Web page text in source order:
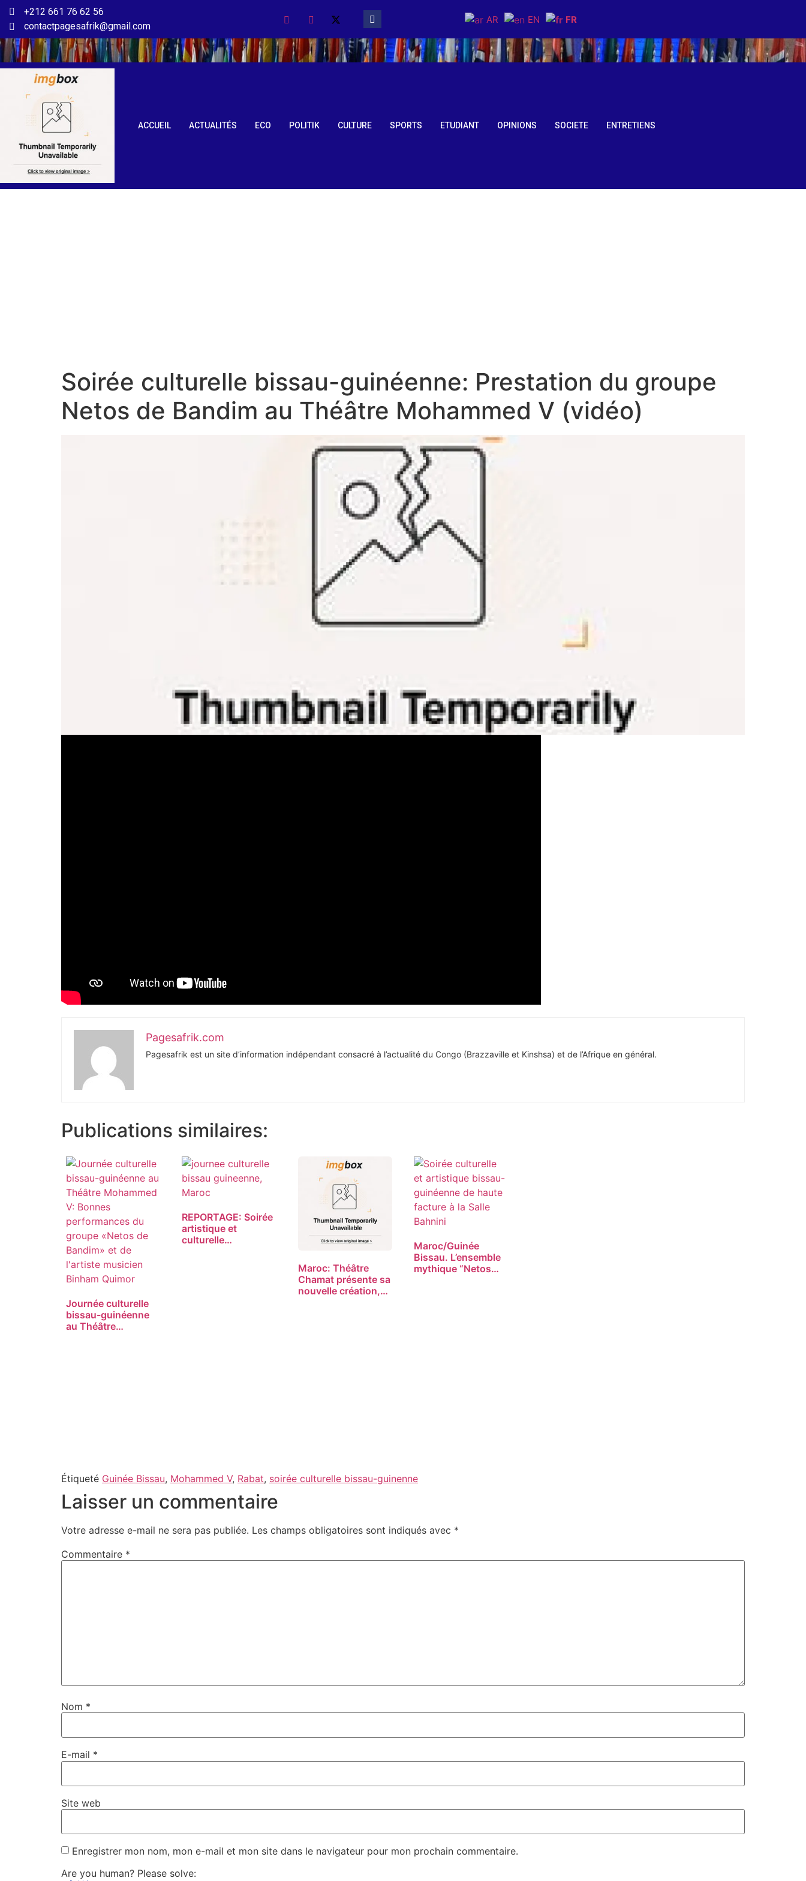
+212 661 76 62 56
contactpagesafrik@gmail.com
AR EN FR
ACCUEIL ACTUALITÉS ECO POLITIK CULTURE SPORTS ETUDIANT OPINIONS SOCIETE ENTRETIENS
Soirée culturelle bissau-guinéenne: Prestation du groupe
Netos de Bandim au Théâtre Mohammed V (vidéo)
Pagesafrik.com
Pagesafrik est un site d’information indépendant consacré à l’actualité du Congo (Brazzaville et Kinshsa) et de l’Afrique en général.
Publications similaires:
Journée culturelle
bissau-guinéenne
au Théâtre…
REPORTAGE: Soirée
artistique et
culturelle…
Maroc: Théâtre
Chamat présente sa
nouvelle création,…
Maroc/Guinée
Bissau. L’ensemble
mythique “Netos
Étiqueté Guinée Bissau, Mohammed V, Rabat, soirée culturelle bissau-guinenne
Laisser un commentaire
Votre adresse e-mail ne sera pas publiée. Les champs obligatoires sont indiqués avec *
Commentaire *
Nom *
E-mail *
Site web
Enregistrer mon nom, mon e-mail et mon site dans le navigateur pour mon prochain commentaire.
Are you human? Please solve: